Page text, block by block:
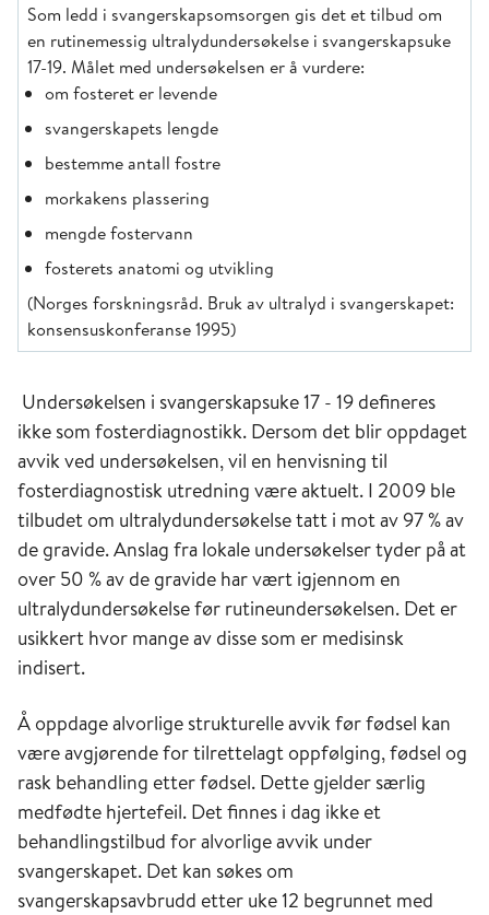
Som ledd i svangerskapsomsorgen gis det et tilbud om
en rutinemessig ultralydundersøkelse i svangerskapsuke
17-19. Målet med undersøkelsen er å vurdere:
om fosteret er levende
svangerskapets lengde
bestemme antall fostre
morkakens plassering
mengde fostervann
fosterets anatomi og utvikling
(Norges forskningsråd. Bruk av ultralyd i svangerskapet:
konsensuskonferanse 1995)
Undersøkelsen i svangerskapsuke 17 - 19 defineres
ikke som fosterdiagnostikk. Dersom det blir oppdaget
avvik ved undersøkelsen, vil en henvisning til
fosterdiagnostisk utredning være aktuelt. I 2009 ble
tilbudet om ultralydundersøkelse tatt i mot av 97 % av
de gravide. Anslag fra lokale undersøkelser tyder på at
over 50 % av de gravide har vært igjennom en
ultralydundersøkelse før rutineundersøkelsen. Det er
usikkert hvor mange av disse som er medisinsk
indisert.
Å oppdage alvorlige strukturelle avvik før fødsel kan
være avgjørende for tilrettelagt oppfølging, fødsel og
rask behandling etter fødsel. Dette gjelder særlig
medfødte hjertefeil. Det finnes i dag ikke et
behandlingstilbud for alvorlige avvik under
svangerskapet. Det kan søkes om
svangerskapsavbrudd etter uke 12 begrunnet med